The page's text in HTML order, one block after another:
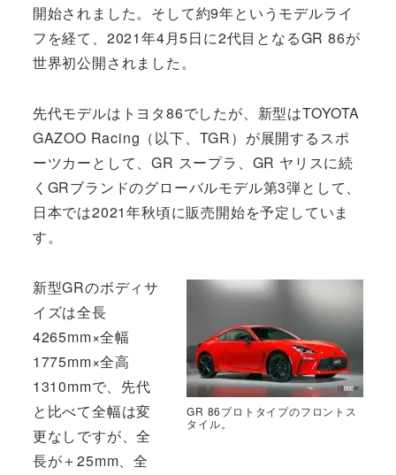
開始されました。そして約9年というモデルライ
フを経て、2021年4月5日に2代目となるGR 86が
世界初公開されました。
先代モデルはトヨタ86でしたが、新型はTOYOTA
GAZOO Racing（以下、TGR）が展開するスポ
ーツカーとして、GR スープラ、GR ヤリスに続
くGRブランドのグローバルモデル第3弾として、
日本では2021年秋頃に販売開始を予定していま
す。
GR 86プロトタイプのフロントス
タイル。
新型GRのボディサ
イズは全長
4265mm×全幅
1775mm×全高
1310mmで、先代
と比べて全幅は変
更なしですが、全
長が＋25mm、全